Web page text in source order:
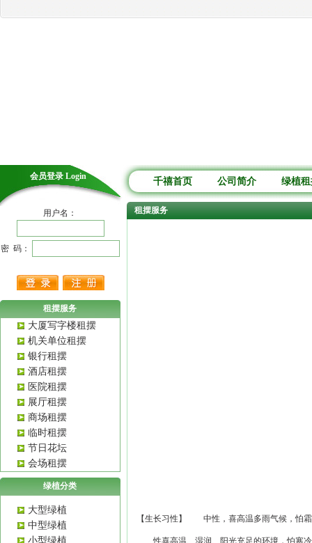
会员登录 Login
用户名：
密 码：
租摆服务
大厦写字楼租摆
机关单位租摆
银行租摆
酒店租摆
医院租摆
展厅租摆
商场租摆
临时租摆
节日花坛
会场租摆
绿植分类
大型绿植
中型绿植
小型绿植
千禧首页 公司简介 绿植
租摆服务
【生长习性】 中性，喜高温多雨气候，怕
性喜高温、湿润、阳光充足的环境，怕寒